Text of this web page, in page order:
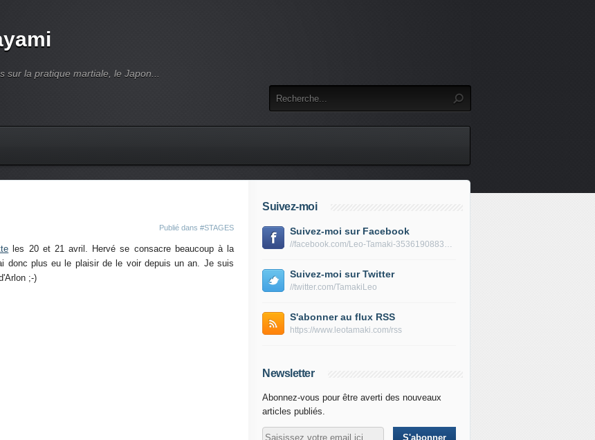
sur la pratique martiale, le Japon...
Publié dans #STAGES
les 20 et 21 avril. Hervé se consacre beaucoup à la
donc plus eu le plaisir de le voir depuis un an. Je suis
;-)
Suivez-moi
Suivez-moi sur Facebook
//facebook.com/Leo-Tamaki-353619088319688/
Suivez-moi sur Twitter
//twitter.com/TamakiLeo
S'abonner au flux RSS
https://www.leotamaki.com/rss
Newsletter
Abonnez-vous pour être averti des nouveaux
articles publiés.